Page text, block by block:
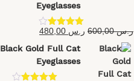
Eyeglasses
تم التقييم
ر.س600,00 ر.س
Black Gold Full Cat
Eyeglasses